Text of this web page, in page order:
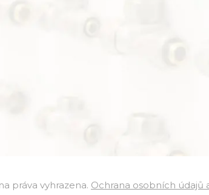
práva vyhrazena. Ochrana osobních údajů